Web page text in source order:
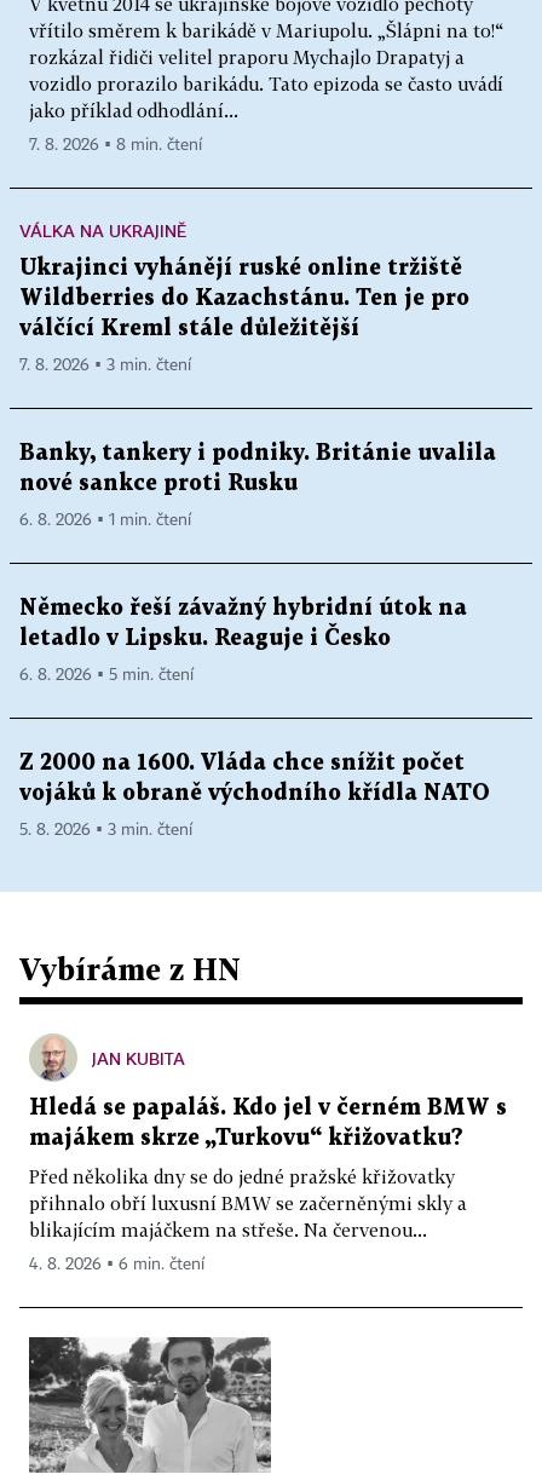
vřítilo směrem k barikádě v Mariupolu. „Šlápni na to!“
rozkázal řidiči velitel praporu Mychajlo Drapatyj a
vozidlo prorazilo barikádu. Tato epizoda se často uvádí
jako příklad odhodlání...
7. 8. 2026 ▪ 8 min. čtení
VÁLKA NA UKRAJINĚ
Ukrajinci vyhánějí ruské online tržiště
Wildberries do Kazachstánu. Ten je pro
válčící Kreml stále důležitější
7. 8. 2026 ▪ 3 min. čtení
Banky, tankery i podniky. Británie uvalila
nové sankce proti Rusku
6. 8. 2026 ▪ 1 min. čtení
Německo řeší závažný hybridní útok na
letadlo v Lipsku. Reaguje i Česko
6. 8. 2026 ▪ 5 min. čtení
Z 2000 na 1600. Vláda chce snížit počet
vojáků k obraně východního křídla NATO
5. 8. 2026 ▪ 3 min. čtení
Vybíráme z HN
JAN KUBITA
Hledá se papaláš. Kdo jel v černém BMW s
majákem skrze „Turkovu“ křižovatku?
Před několika dny se do jedné pražské křižovatky
přihnalo obří luxusní BMW se začerněnými skly a
blikajícím majáčkem na střeše. Na červenou...
4. 8. 2026 ▪ 6 min. čtení